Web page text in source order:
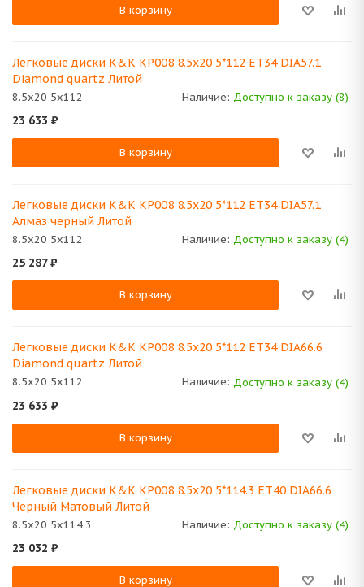
В корзину
Легковые диски K&K КР008 8.5x20 5*112 ET34 DIA57.1
Diamond quartz Литой
8.5x20 5x112 Наличие: Доступно к заказу (8)
23 633 ₽
В корзину
Легковые диски K&K КР008 8.5x20 5*112 ET34 DIA57.1
Алмаз черный Литой
8.5x20 5x112 Наличие: Доступно к заказу (4)
25 287₽
В корзину
Легковые диски K&K КР008 8.5x20 5*112 ET34 DIA66.6
Diamond quartz Литой
8.5x20 5x112 Наличие: Доступно к заказу (4)
23 633 ₽
В корзину
Легковые диски K&K КР008 8.5x20 5*114.3 ET40 DIA66.6
Черный Матовый Литой
8.5x20 5x114.3 Наличие: Доступно к заказу (4)
23 032 ₽
В корзину